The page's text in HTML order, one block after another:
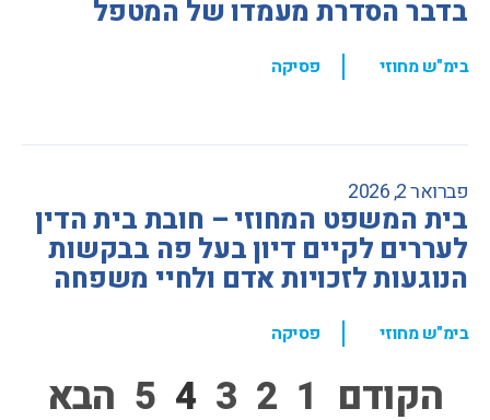
בדבר הסדרת מעמדו של המטפל
בימ"ש מחוזי , פסיקה
פברואר 2, 2026
בית המשפט המחוזי – חובת בית הדין
לעררים לקיים דיון בעל פה בבקשות
הנוגעות לזכויות אדם ולחיי משפחה
בימ"ש מחוזי , פסיקה
הקודם 1
2
3
4
5 הבא